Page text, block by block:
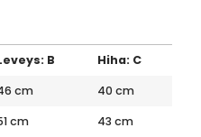
B
Hiha: C
cm
40 cm
cm
43 cm